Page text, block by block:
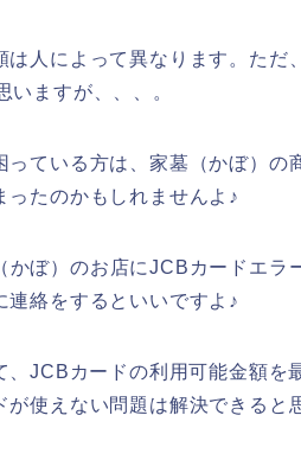
人によって異なります。ただ
ますが、、、。
ている方は、家墓（かぼ）の
たのかもしれませんよ♪
かぼ）のお店にJCBカードエラ
絡をするといいですよ♪
JCBカードの利用可能金額を
使えない問題は解決できると